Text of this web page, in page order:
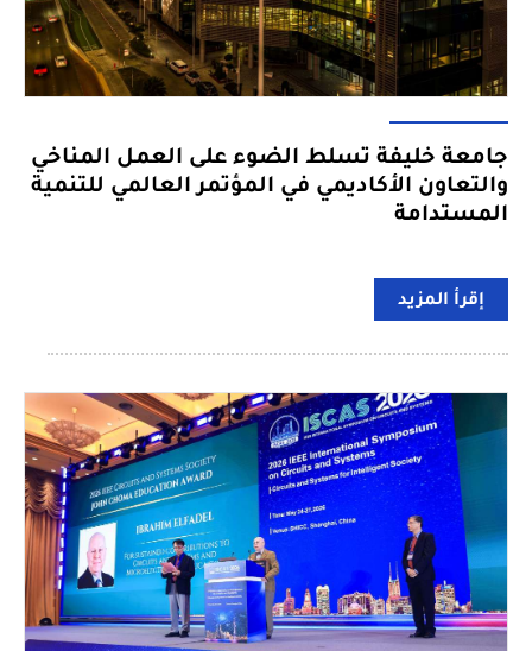
جامعة خليفة تسلط الضوء على العمل المناخي
والتعاون الأكاديمي في المؤتمر العالمي للتنمية
المستدامة
إقرأ المزيد